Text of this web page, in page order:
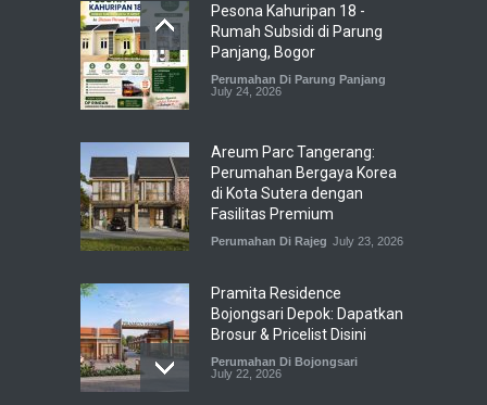
Pesona Kahuripan 18 -
Rumah Subsidi di Parung
Panjang, Bogor
Perumahan Di Parung Panjang
July 24, 2026
Areum Parc Tangerang:
Perumahan Bergaya Korea
di Kota Sutera dengan
Fasilitas Premium
Perumahan Di Rajeg July 23, 2026
Pramita Residence
Bojongsari Depok: Dapatkan
Brosur & Pricelist Disini
Perumahan Di Bojongsari
July 22, 2026